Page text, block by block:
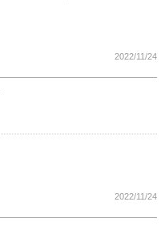
2022/11/24
2022/11/24